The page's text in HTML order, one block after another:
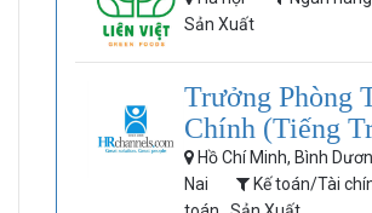
Sản Xuất
Trưởng Phòng
Chính (Tiếng
Hồ Chí Minh, Bình
Nai
Kế toán/Tài